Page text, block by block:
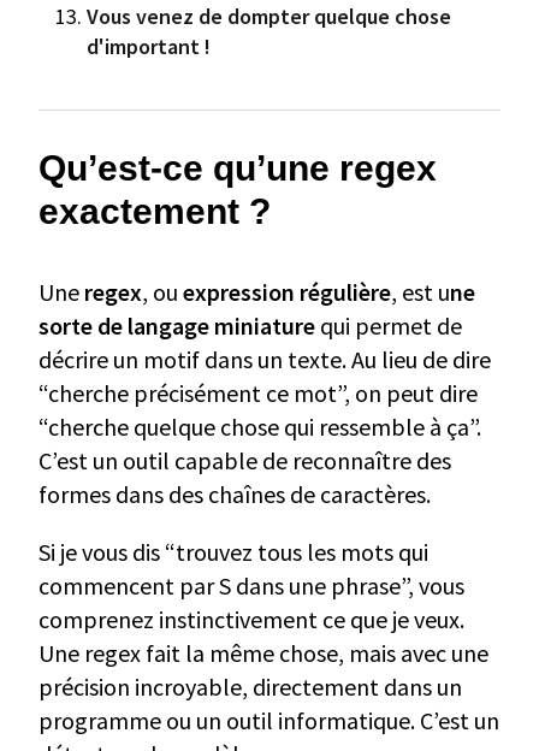
Vous venez de dompter quelque chose
d'important !
Qu’est-ce qu’une regex
exactement ?
Une regex, ou expression régulière, est une
sorte de langage miniature qui permet de
décrire un motif dans un texte. Au lieu de dire
“cherche précisément ce mot”, on peut dire
“cherche quelque chose qui ressemble à ça”.
C’est un outil capable de reconnaître des
formes dans des chaînes de caractères.
Si je vous dis “trouvez tous les mots qui
commencent par S dans une phrase”, vous
comprenez instinctivement ce que je veux.
Une regex fait la même chose, mais avec une
précision incroyable, directement dans un
programme ou un outil informatique. C’est un